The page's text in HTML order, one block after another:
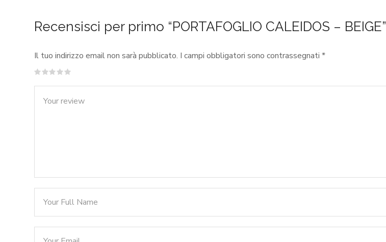
Recensisci per primo “PORTAFOGLIO CALEIDOS – BEIGE”
Il tuo indirizzo email non sarà pubblicato. I campi obbligatori sono contrassegnati *